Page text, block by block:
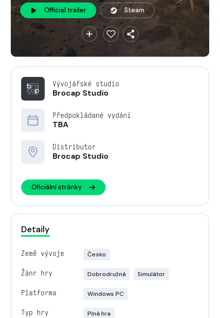
Official trailer Steam
Vývojářské studio
Brocap Studio
Předpokládané vydání
TBA
Distributor
Brocap Studio
Oficiální stránky
Detaily
Země vývoje Česko
Žánr hry Dobrodružná Simulátor
Platforma Windows PC
Typ hry Plná hra